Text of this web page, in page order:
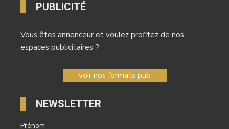
PUBLICITÉ
Vous êtes annonceur et voulez profitez de nos
espaces publicitaires ?
voir nos formats pub
NEWSLETTER
Prénom